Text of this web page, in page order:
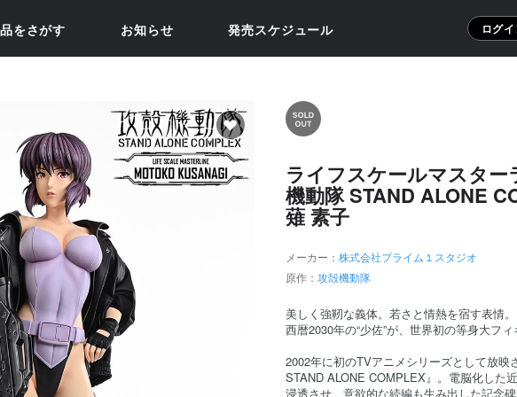
をさがす お知らせ 発売スケジュール ログ
ライフスケールマスター
機動隊 STAND ALONE
薙 素子
メーカー：株式会社プライム１スタジオ
原作：攻殻機動隊
美しく強靭な義体。若さと情熱を宿す表情。
西暦2030年の“少佐”が、世界初の等身大フ
2002年に初のTVアニメシリーズとして放映
STAND ALONE COMPLEX』。電脳化した
浸透させ、意欲的な続編も生み出した記念